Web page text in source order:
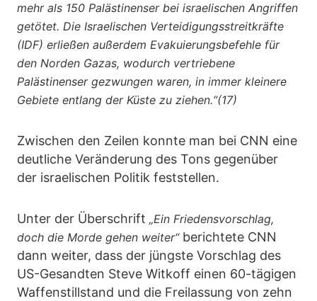
mehr als 150 Palästinenser bei israelischen Angriffen
getötet. Die Israelischen Verteidigungsstreitkräfte
(IDF) erließen außerdem Evakuierungsbefehle für
den Norden Gazas, wodurch vertriebene
Palästinenser gezwungen waren, in immer kleinere
Gebiete entlang der Küste zu ziehen.“(17)
Zwischen den Zeilen konnte man bei CNN eine
deutliche Veränderung des Tons gegenüber
der israelischen Politik feststellen.
Unter der Überschrift „Ein Friedensvorschlag,
doch die Morde gehen weiter“ berichtete CNN
dann weiter, dass der jüngste Vorschlag des
US-Gesandten Steve Witkoff einen 60-tägigen
Waffenstillstand und die Freilassung von zehn